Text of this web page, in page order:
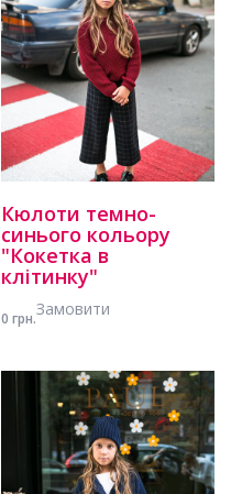
Кюлоти темно-
синього кольору
"Кокетка в
клітинку"
0 грн.Замовити